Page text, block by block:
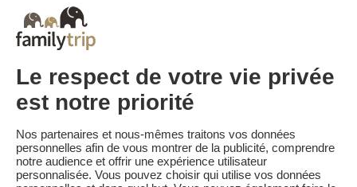
Court séjour Insolite
Destinations
Vacances au Ski en France
Vacances en famille à Paris
Vacances en famille en Seine et Marne
Familytrip
Qui sommes-nous?
CGV et Charte de Confidentialité
La Presse parle de nous
Partenaires FAQ Blog Plan du site
Le respect de votre vie privée
est notre priorité
Nos partenaires et nous-mêmes traitons vos données
personnelles afin de vous montrer de la publicité, comprendre
notre audience et offrir une expérience utilisateur
personnalisée. Vous pouvez choisir qui utilise vos données